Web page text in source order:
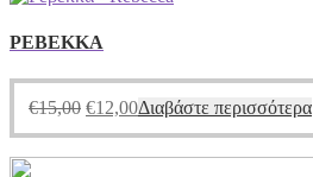
ΡΕΒΕΚΚΑ
€15,00 €12,00Διαβάστε περισσότερα